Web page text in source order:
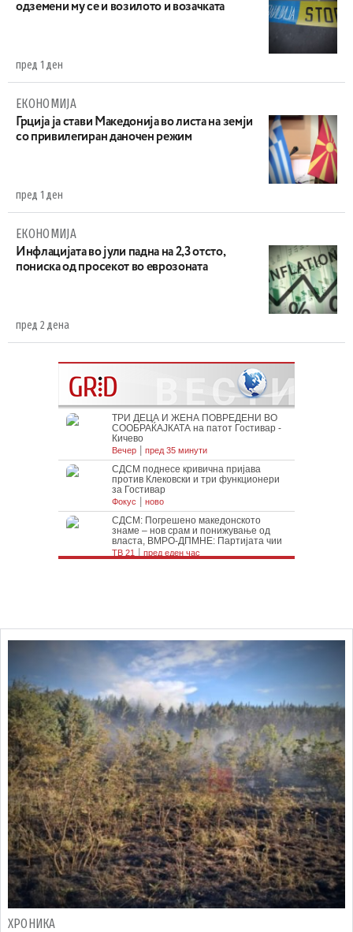
одземени му се и возилото и возачката
пред 1 ден
ЕКОНОМИЈА
Грција ја стави Македонија во листа на земји
со привилегиран даночен режим
пред 1 ден
ЕКОНОМИЈА
Инфлацијата во јули падна на 2,3 отсто,
пониска од просекот во еврозоната
пред 2 дена
ХРОНИКА